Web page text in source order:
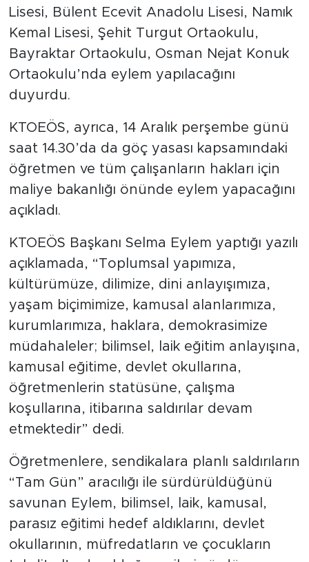
Lisesi, Bülent Ecevit Anadolu Lisesi, Namık
Kemal Lisesi, Şehit Turgut Ortaokulu,
Bayraktar Ortaokulu, Osman Nejat Konuk
Ortaokulu’nda eylem yapılacağını
duyurdu.
KTOEÖS, ayrıca, 14 Aralık perşembe günü
saat 14.30’da da göç yasası kapsamındaki
öğretmen ve tüm çalışanların hakları için
maliye bakanlığı önünde eylem yapacağını
açıkladı.
KTOEÖS Başkanı Selma Eylem yaptığı yazılı
açıklamada, “Toplumsal yapımıza,
kültürümüze, dilimize, dini anlayışımıza,
yaşam biçimimize, kamusal alanlarımıza,
kurumlarımıza, haklara, demokrasimize
müdahaleler; bilimsel, laik eğitim anlayışına,
kamusal eğitime, devlet okullarına,
öğretmenlerin statüsüne, çalışma
koşullarına, itibarına saldırılar devam
etmektedir” dedi.
Öğretmenlere, sendikalara planlı saldırıların
“Tam Gün” aracılığı ile sürdürüldüğünü
savunan Eylem, bilimsel, laik, kamusal,
parasız eğitimi hedef aldıklarını, devlet
okullarının, müfredatların ve çocukların